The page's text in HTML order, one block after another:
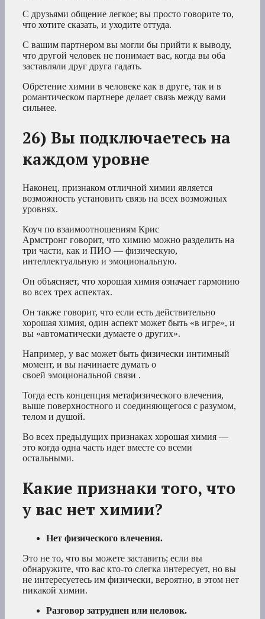
С друзьями общение легкое; вы просто говорите то,
что хотите сказать, и уходите оттуда.
С вашим партнером вы могли бы прийти к выводу,
что другой человек не понимает вас, когда вы оба
заставляли друг друга гадать.
Обретение химии в человеке как в друге, так и в
романтическом партнере делает связь между вами
сильнее.
26) Вы подключаетесь на
каждом уровне
Наконец, признаком отличной химии является
возможность установить связь на всех возможных
уровнях.
Коуч по взаимоотношениям Крис
Армстронг говорит, что химию можно разделить на
три части, как и ПИО — физическую,
интеллектуальную и эмоциональную.
Он объясняет, что хорошая химия означает гармонию
во всех трех аспектах.
Он также говорит, что если есть действительно
хорошая химия, один аспект может быть «в игре», и
вы «автоматически думаете о других».
Например, у вас может быть физически интимный
момент, и вы начинаете думать о
своей эмоциональной связи .
Тогда есть концепция метафизического влечения,
выше поверхностного и соединяющегося с разумом,
телом и душой.
Во всех предыдущих признаках хорошая химия —
это когда одна часть идет вместе со всеми
остальными.
Какие признаки того, что
у вас нет химии?
Нет физического влечения.
Это не то, что вы можете заставить; если вы
обнаружите, что вас кто-то слегка интересует, но вы
не интересуетесь им физически, вероятно, в этом нет
никакой химии.
Разговор затруднен или неловок.